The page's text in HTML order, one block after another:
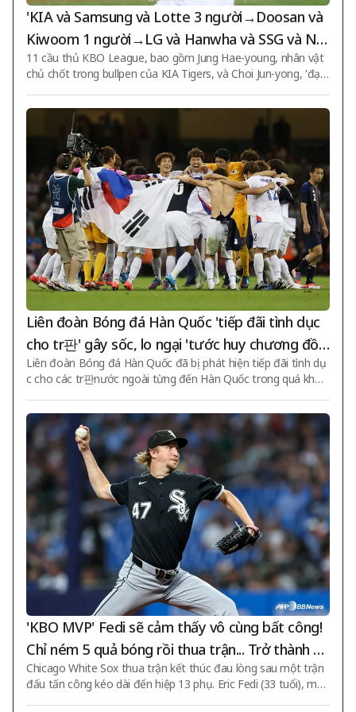
'KIA và Samsung và Lotte 3 người→Doosan và
Kiwoom 1 người→LG và Hanwha và SSG và NC
và KT 0 người' Danh sách cuối cùng những ngư
ời hợp đơn vị bóng chày Quân đội 'Tổng cộng 1
1 người' được công bố
11 cầu thủ KBO League, bao gồm Jung Hae-young, nhân vật
chủ chốt trong bullpen của KIA Tigers, và Choi Jun-yong, 'đại
ơn vị bóng chày Quân đội (Quân đội). Quân đội đã xác định n
hững người hợp đơn vị bóng chày vào ngày 6 trước đó, sau đ
ó thông báo riêng cho các cầu thủ đó. Trong số những cầu th
ủ thi đấu ở KBO League, tổng cộng 11 người đã hợp vào đơn
vị Lee Beon-e (SVP). Họ sẽ nhập ngũ vào ngày 7 tháng 12 tới s
au khi kết thúc mùa giải n
Liên đoàn Bóng đá Hàn Quốc 'tiếp đãi tình dục
cho tr판' gây sốc, lo ngại 'tước huy chương đồn
g' Thế vận hội London
Liên đoàn Bóng đá Hàn Quốc đã bị phát hiện tiếp đãi tình dụ
c cho các tr판nước ngoài từng đến Hàn Quốc trong quá khứ,
ãi. Không chỉ các trận giao hữu mà còn các tr판điều hành vòn
g loại FIFA World Cup và vòng loại bóng đá nam Olympic cũn
g được xác nhận là nhận tiếp đãi tình dục. FIFA dường như sẽ
không có hình phạt riêng vì sự việc này về cơ bản đã hết thời
hiệu, nhưng Ủy ban Olympic Quốc tế (IOC) có khả năng xem x
ét vấn đề này theo tiêu chí
'KBO MVP' Fedi sẽ cảm thấy vô cùng bất công!
Chỉ ném 5 quả bóng rồi thua trận... Trở thành nạ
n nhân của 8 liên thắng của Boston trong trận đ
ấu tiebreaker
Chicago White Sox thua trận kết thúc đau lòng sau một trận
đấu tấn công kéo dài đến hiệp 13 phụ. Eric Fedi (33 tuổi), một